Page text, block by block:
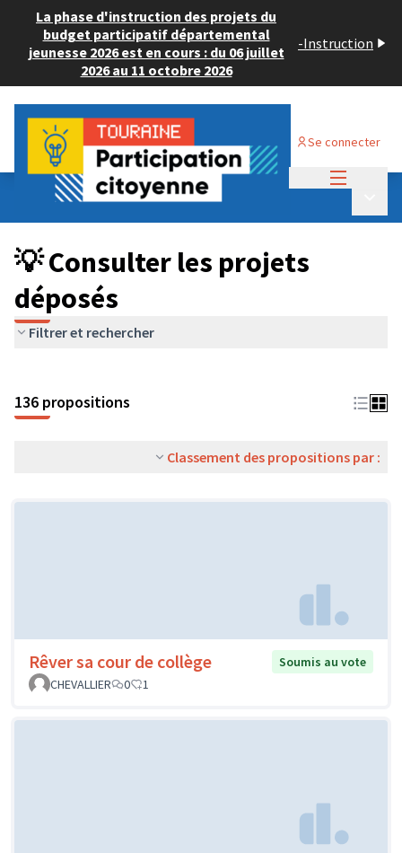
La phase d'instruction des projets du
budget participatif départemental
jeunesse 2026 est en cours : du 06 juillet
2026 au 11 octobre 2026
-Instruction
Se connecter
Budget Participatif JEUNESSE 2024
💡 Consulter les projets déposés
💡 Consulter les projets
déposés
Filtrer et rechercher
136 propositions
Classement des propositions par :
Rêver sa cour de collège
Soumis au vote
CHEVALLIER
0 1